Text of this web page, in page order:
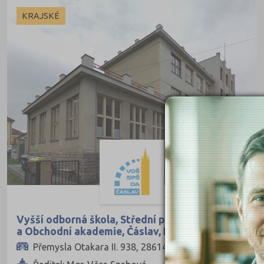
Ekonomické
Grafické
Hotelnictví a cestovní ruch
Humanitní
Obchod, podnikání, služby
Policejní a vojenské
Právní
Sportovní
Technické
KRAJSKÉ
Vyšší odborná škola, Střední průmyslová škola
a Obchodní akademie, Čáslav, Přemysla
Otakara II. 938
Přemysla Otakara II. 938, 28614 Čáslav